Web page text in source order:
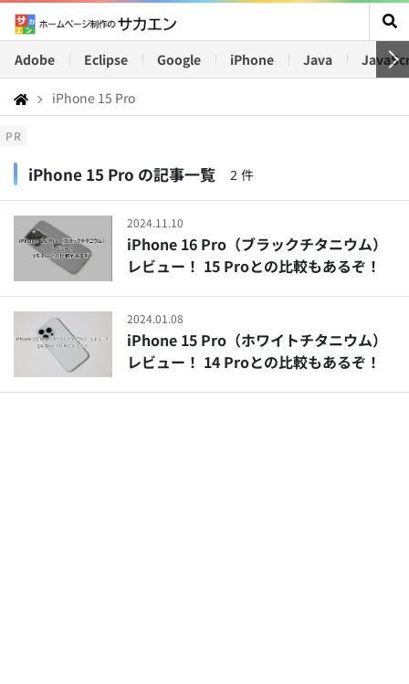
Adobe Eclipse Google iPhone Java
iPhone 15 Pro
PR
iPhone 15 Pro の記事一覧 2 件
2024.11.10
iPhone 16 Pro（ブラックチタニウム）
レビュー！ 15 Proとの比較もあるぞ！
2024.01.08
iPhone 15 Pro（ホワイトチタニウム）
レビュー！ 14 Proとの比較もあるぞ！